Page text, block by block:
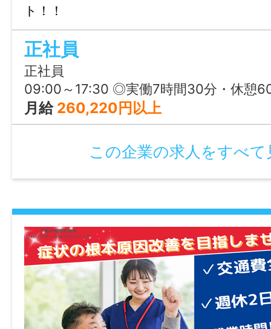
情報公開日
2026/03/05 23:59
ト！！
正社員
正社員
09:00～17:30 ◎実働7時間30分・休憩
月給 260,220円以上
この企業の求人をすべて